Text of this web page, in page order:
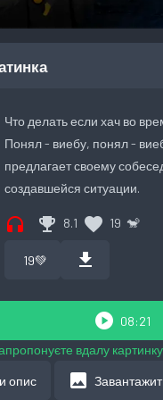
Что делать если хач во
Понял - виебу, понял -
предлагает своему
создавшейся ситуации.
headphones emoji_events 8.1 favorite 19 🐒
19💚 download
play_circle 08:21
вдалу
опис image